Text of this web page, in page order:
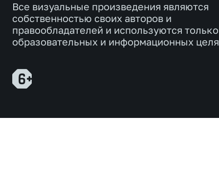
Все визуальные произведения являются
собственностью своих авторов и
правообладателей и используются
образовательных и информационных